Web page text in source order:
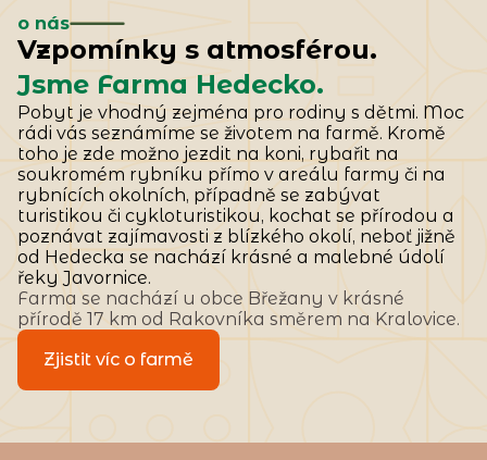
udělat r
na telefonním čísle606540828.
Cena hovězího balíčku260,-/kg.
Hovězí maso je vakuově balené,
chlazené a popsané.
o nás
Vzpomínky s atmosférou.
Jsme Farma Hedecko.
Pobyt je vhodný zejména pro rodiny s dětmi. Moc
rádi vás seznámíme se životem na farmě. Kromě
toho je zde možno jezdit na koni, rybařit na
soukromém rybníku přímo v areálu farmy či na
rybnících okolních, případně se zabývat
turistikou či cykloturistikou, kochat se přírodou a
poznávat zajímavosti z blízkého okolí, neboť jižně
od Hedecka se nachází krásné a malebné údolí
řeky Javornice.
Farma se nachází u obce Břežany v krásné
přírodě 17 km od Rakovníka směrem na Kralovice.
Zjistit víc o farmě